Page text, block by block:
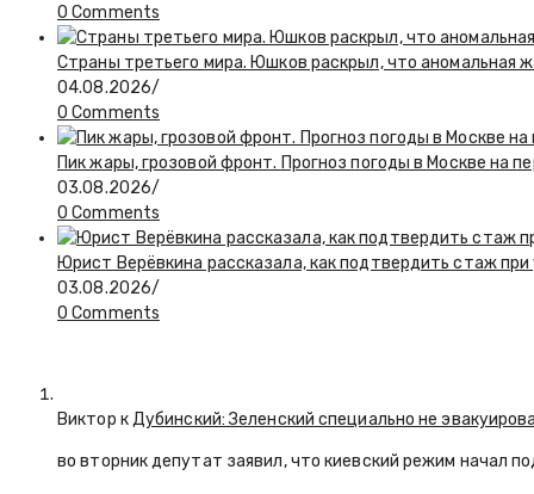
0 Comments
Страны третьего мира. Юшков раскрыл, что аномальная
04.08.2026/
0 Comments
Пик жары, грозовой фронт. Прогноз погоды в Москве на
03.08.2026/
0 Comments
Юрист Верёвкина рассказала, как подтвердить стаж
03.08.2026/
0 Comments
Виктор кДубинский: Зеленский специально не
во вторник депутат заявил, что киевский режим начал